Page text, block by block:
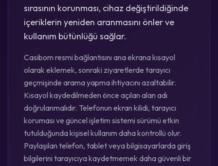
sırasının korunması, cihaz değiştirildiğinde
içeriklerin yeniden aranmasını önler ve
kullanım bütünlüğü sağlar.
Casibom resmi bağlantısını ana ekrana kısayol
olarak eklemek, sonraki ziyaretlerde tarayıcı
geçmişinde arama yapma ihtiyacını azaltabilir.
Kısayol kaydedilmeden önce açılan alan adı
doğrulanmalıdır. Telefonun ekran kilidi, tarayıcı
koruması ve güncel işletim sistemi sürümü etkin
tutulduğunda kişisel kullanım daha kontrollü olur.
Paylaşılan telefon, tablet veya bilgisayarlarda giriş
bilgilerini tarayıcıya kaydetmemek daha güvenli bir